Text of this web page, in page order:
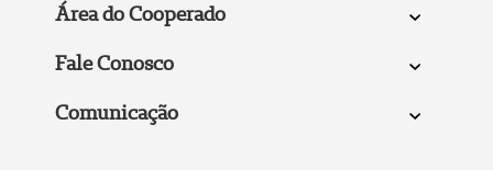
Área do Cooperado
Fale Conosco
Comunicação